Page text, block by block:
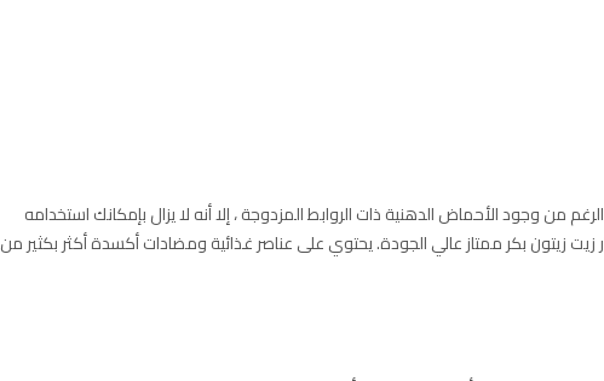
من وجود الأحماض الدهنية ذات الروابط المزدوجة ، إلا أنه لا يزال بإمكانك استخدامه
زيت زيتون بكر ممتاز عالي الجودة. يحتوي على عناصر غذائية ومضادات أكسدة أكثر بكثير من